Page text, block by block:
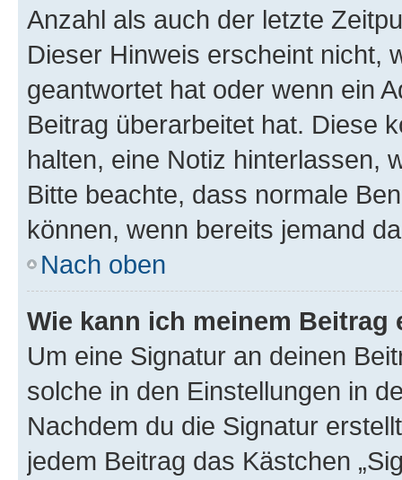
Anzahl als auch der letzte
Dieser Hinweis erscheint nicht,
geantwortet hat oder wenn ein
Beitrag überarbeitet hat. Diese
halten, eine Notiz hinterlassen,
Bitte beachte, dass normale
können, wenn bereits jemand
Nach oben
Wie kann ich meinem
Um eine Signatur an deinen
solche in den Einstellungen in
Nachdem du die Signatur
jedem Beitrag das Kästchen